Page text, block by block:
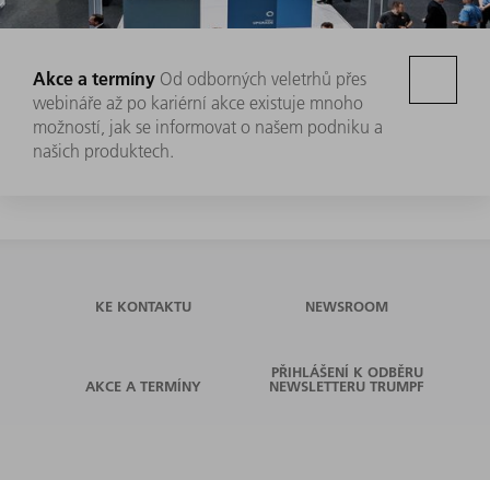
Akce a termíny Od odborných veletrhů přes
webináře až po kariérní akce existuje mnoho
možností, jak se informovat o našem podniku a
našich produktech.
KE KONTAKTU NEWSROOM
AKCE A TERMÍNY
PŘIHLÁŠENÍ K ODBĚRU
NEWSLETTERU TRUMPF